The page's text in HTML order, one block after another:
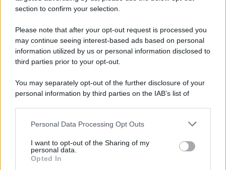
section to confirm your selection.
Please note that after your opt-out request is processed you
may continue seeing interest-based ads based on personal
information utilized by us or personal information disclosed to
third parties prior to your opt-out.
You may separately opt-out of the further disclosure of your
personal information by third parties on the IAB’s list of
This information may also be disclosed by us to third parties
disclose it to other third parties.
Please note that this website/app uses one or more Google
Personal Data Processing Opt Outs
I want to opt-out of the Sharing of my
personal data.
Opted In
Hig Tech Mag
Scoop Mag
Lgbtqia News
Motors Magazine 365
Day Travel 365
Home Magazine 365
Cineverse Magazine
SecondHomeMagazine